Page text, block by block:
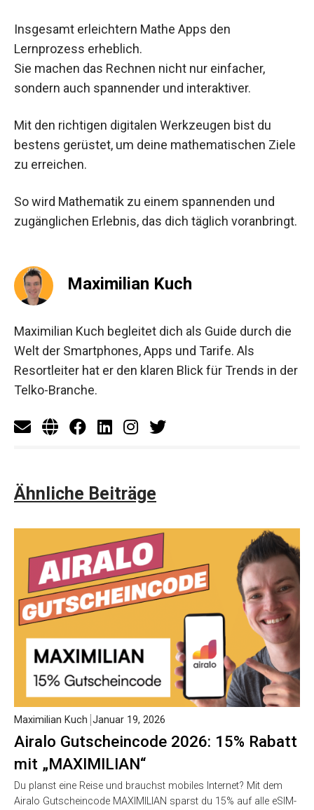
Insgesamt erleichtern Mathe Apps den
Lernprozess erheblich.
Sie machen das Rechnen nicht nur einfacher,
sondern auch spannender und interaktiver.
Mit den richtigen digitalen Werkzeugen bist du
bestens gerüstet, um deine mathematischen Ziele
zu erreichen.
So wird Mathematik zu einem spannenden und
zugänglichen Erlebnis, das dich täglich voranbringt.
Maximilian Kuch
Maximilian Kuch begleitet dich als Guide durch die
Welt der Smartphones, Apps und Tarife. Als
Resortleiter hat er den klaren Blick für Trends in der
Telko-Branche.
Ähnliche Beiträge
Airalo Gutscheincode 2026: 15% Rabatt
mit „MAXIMILIAN“
Maximilian Kuch Januar 19, 2026
Du planst eine Reise und brauchst mobiles Internet? Mit dem
Airalo Gutscheincode MAXIMILIAN sparst du 15% auf alle eSIM-